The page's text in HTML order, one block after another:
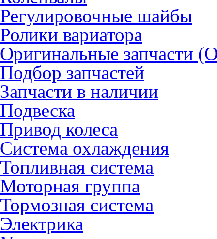
Регулировочные шайбы
Ролики вариатора
Оригинальные запчасти
Подбор запчастей
Запчасти в наличии
Подвеска
Привод колеса
Система охлаждения
Топливная система
Моторная группа
Тормозная система
Электрика